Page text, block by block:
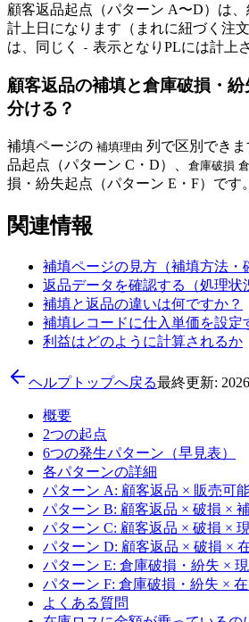
顧客返品起点（パターン A〜D）は
計上日になります（まれに紐づく注
は、同じく
- 表示となりPLには計上
顧客返品の補填と倉庫破損・
分ける？
補填ページの 補填理由 列で区別できま
品起点（パターン C・D）、 倉庫破損
損・紛失起点（パターン E・F）です。
関連情報
補填ページの見方（補填方法・
返品データを確認する（処理状
補填と返品の違いは何ですか？
補填レコードに仕入単価を設定
利益はどのように計算されるか
ヘルプトップへ戻る最終更新:
概要
2つの起点
6つの発生パターン（早見表）
各パターンの詳細
パターン A: 顧客返品 × 販売可
パターン B: 顧客返品 × 破損 ×
パターン C: 顧客返品 × 破損 ×
パターン D: 顧客返品 × 破損 ×
パターン E: 倉庫破損・紛失 ×
パターン F: 倉庫破損・紛失 ×
よくある質問